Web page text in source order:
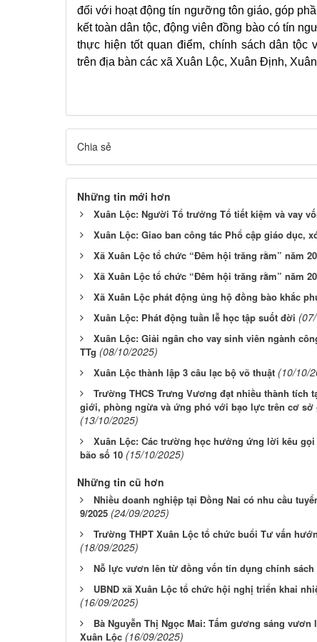
đối với hoạt động tín ngưỡng tôn giáo, góp
kết toàn dân tộc, động viên đồng bào có tín
thực hiện tốt quan điểm, chính sách dân
trên địa bàn các xã Xuân Lộc, Xuân Định,
Chia sẻ
Những tin mới hơn
Xuân Lộc: Người Tổ trưởng Tổ tiết kiệm và vay
Xuân Lộc: Giao ban công tác Phổ cập giáo dục,
Xã Xuân Lộc tổ chức “Đêm hội trăng rằm” năm
Xã Xuân Lộc tổ chức “Đêm hội trăng rằm” năm
Xã Xuân Lộc phát động ủng hộ đồng bào khắc
Xuân Lộc: Phát động tuần lễ học tập suốt đời
Xuân Lộc: Giải ngân cho vay sinh viên ngành
TTg (08/10/2025)
Xuân Lộc thành lập 3 câu lạc bộ võ thuật (10/10/
Trường THCS Trưng Vương đạt nhiều thành tích
giới, phòng ngừa và ứng phó với bạo lực trên cơ sở
(13/10/2025)
Xuân Lộc: Các trường học hưởng ứng lời kêu
bão số 10 (15/10/2025)
Những tin cũ hơn
Nhiều doanh nghiệp tại Đồng Nai có nhu cầu
9/2025 (24/09/2025)
Trường THPT Xuân Lộc tổ chức buổi Tư vấn
(18/09/2025)
Nỗ lực vươn lên từ đồng vốn tín dụng chính
UBND xã Xuân Lộc tổ chức hội nghị triển khai
(16/09/2025)
Bà Nguyễn Thị Ngọc Mai: Tấm gương sáng
Xuân Lộc (16/09/2025)